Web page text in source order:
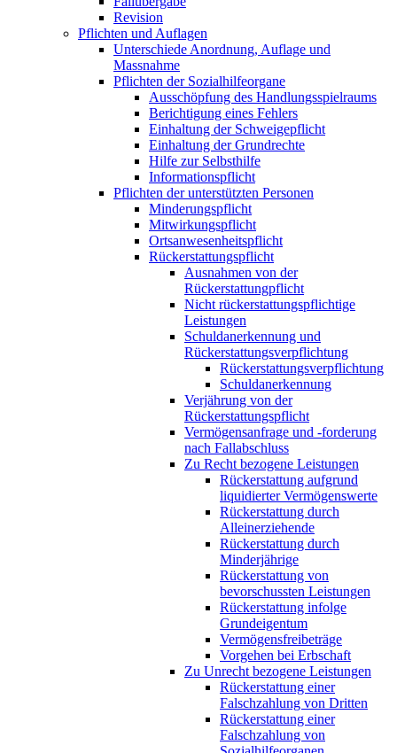
Revision
Pflichten und Auflagen
Unterschiede Anordnung, Auflage und
Massnahme
Pflichten der Sozialhilfeorgane
Ausschöpfung des Handlungsspielraums
Berichtigung eines Fehlers
Einhaltung der Schweigepflicht
Einhaltung der Grundrechte
Hilfe zur Selbsthilfe
Informationspflicht
Pflichten der unterstützten Personen
Minderungspflicht
Mitwirkungspflicht
Ortsanwesenheitspflicht
Rückerstattungspflicht
Ausnahmen von der
Rückerstattungpflicht
Nicht rückerstattungspflichtige
Leistungen
Schuldanerkennung und
Rückerstattungsverpflichtung
Rückerstattungsverpflichtung
Schuldanerkennung
Verjährung von der
Rückerstattungspflicht
Vermögensanfrage und -forderung
nach Fallabschluss
Zu Recht bezogene Leistungen
Rückerstattung aufgrund
liquidierter Vermögenswerte
Rückerstattung durch
Alleinerziehende
Rückerstattung durch
Minderjährige
Rückerstattung von
bevorschussten Leistungen
Rückerstattung infolge
Grundeigentum
Vermögensfreibeträge
Vorgehen bei Erbschaft
Zu Unrecht bezogene Leistungen
Rückerstattung einer
Falschzahlung von Dritten
Rückerstattung einer
Falschzahlung von